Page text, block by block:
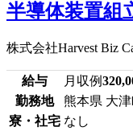
半導体装置組
株式会社Harvest Biz
給与 月収例
勤務地
熊本県 大
寮・社宅 なし